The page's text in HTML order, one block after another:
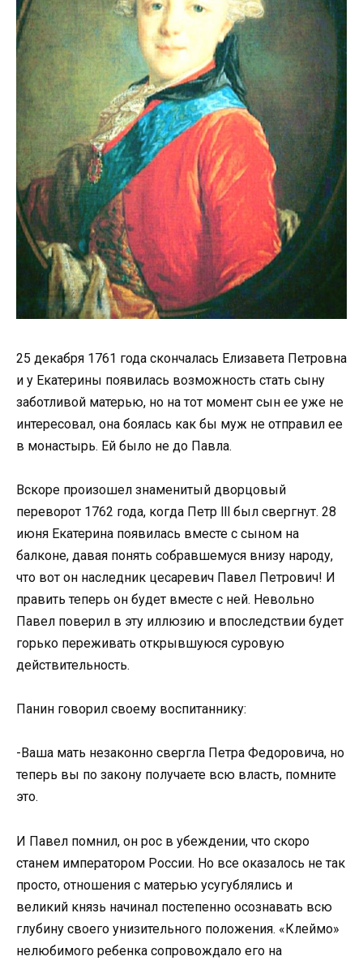
25 декабря 1761 года скончалась Елизавета Петровна
и у Екатерины появилась возможность стать сыну
заботливой матерью, но на тот момент сын ее уже не
интересовал, она боялась как бы муж не отправил ее
в монастырь. Ей было не до Павла.
Вскоре произошел знаменитый дворцовый
переворот 1762 года, когда Петр lll был свергнут. 28
июня Екатерина появилась вместе с сыном на
балконе, давая понять собравшемуся внизу народу,
что вот он наследник цесаревич Павел Петрович! И
править теперь он будет вместе с ней. Невольно
Павел поверил в эту иллюзию и впоследствии будет
горько переживать открывшуюся суровую
действительность.
Панин говорил своему воспитаннику:
-Ваша мать незаконно свергла Петра Федоровича, но
теперь вы по закону получаете всю власть, помните
это.
И Павел помнил, он рос в убеждении, что скоро
станем императором России. Но все оказалось не так
просто, отношения с матерью усугублялись и
великий князь начинал постепенно осознавать всю
глубину своего унизительного положения. «Клеймо»
нелюбимого ребенка сопровождало его на